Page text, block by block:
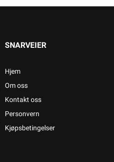
SNARVEIER
Hjem
Om oss
Kontakt oss
Personvern
Kjøpsbetingelser